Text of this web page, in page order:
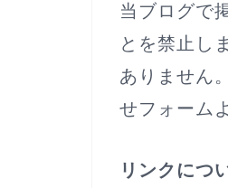
当ブログで
とを禁止し
ありません
せフォーム
リンクにつ